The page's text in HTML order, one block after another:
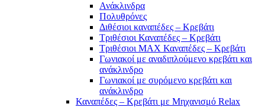
Ανάκλινδρα
Πολυθρόνες
Διθέσιοι καναπέδες – Κρεβάτι
Τριθέσιοι Καναπέδες – Κρεβάτι
Τριθέσιοι MAX Καναπέδες – Κρεβάτι
Γωνιακοί με αναδιπλούμενο κρεβάτι και
ανάκλινδρο
Γωνιακοί με συρόμενο κρεβάτι και
ανάκλινδρο
Καναπέδες – Κρεβάτι με Μηχανισμό Relax